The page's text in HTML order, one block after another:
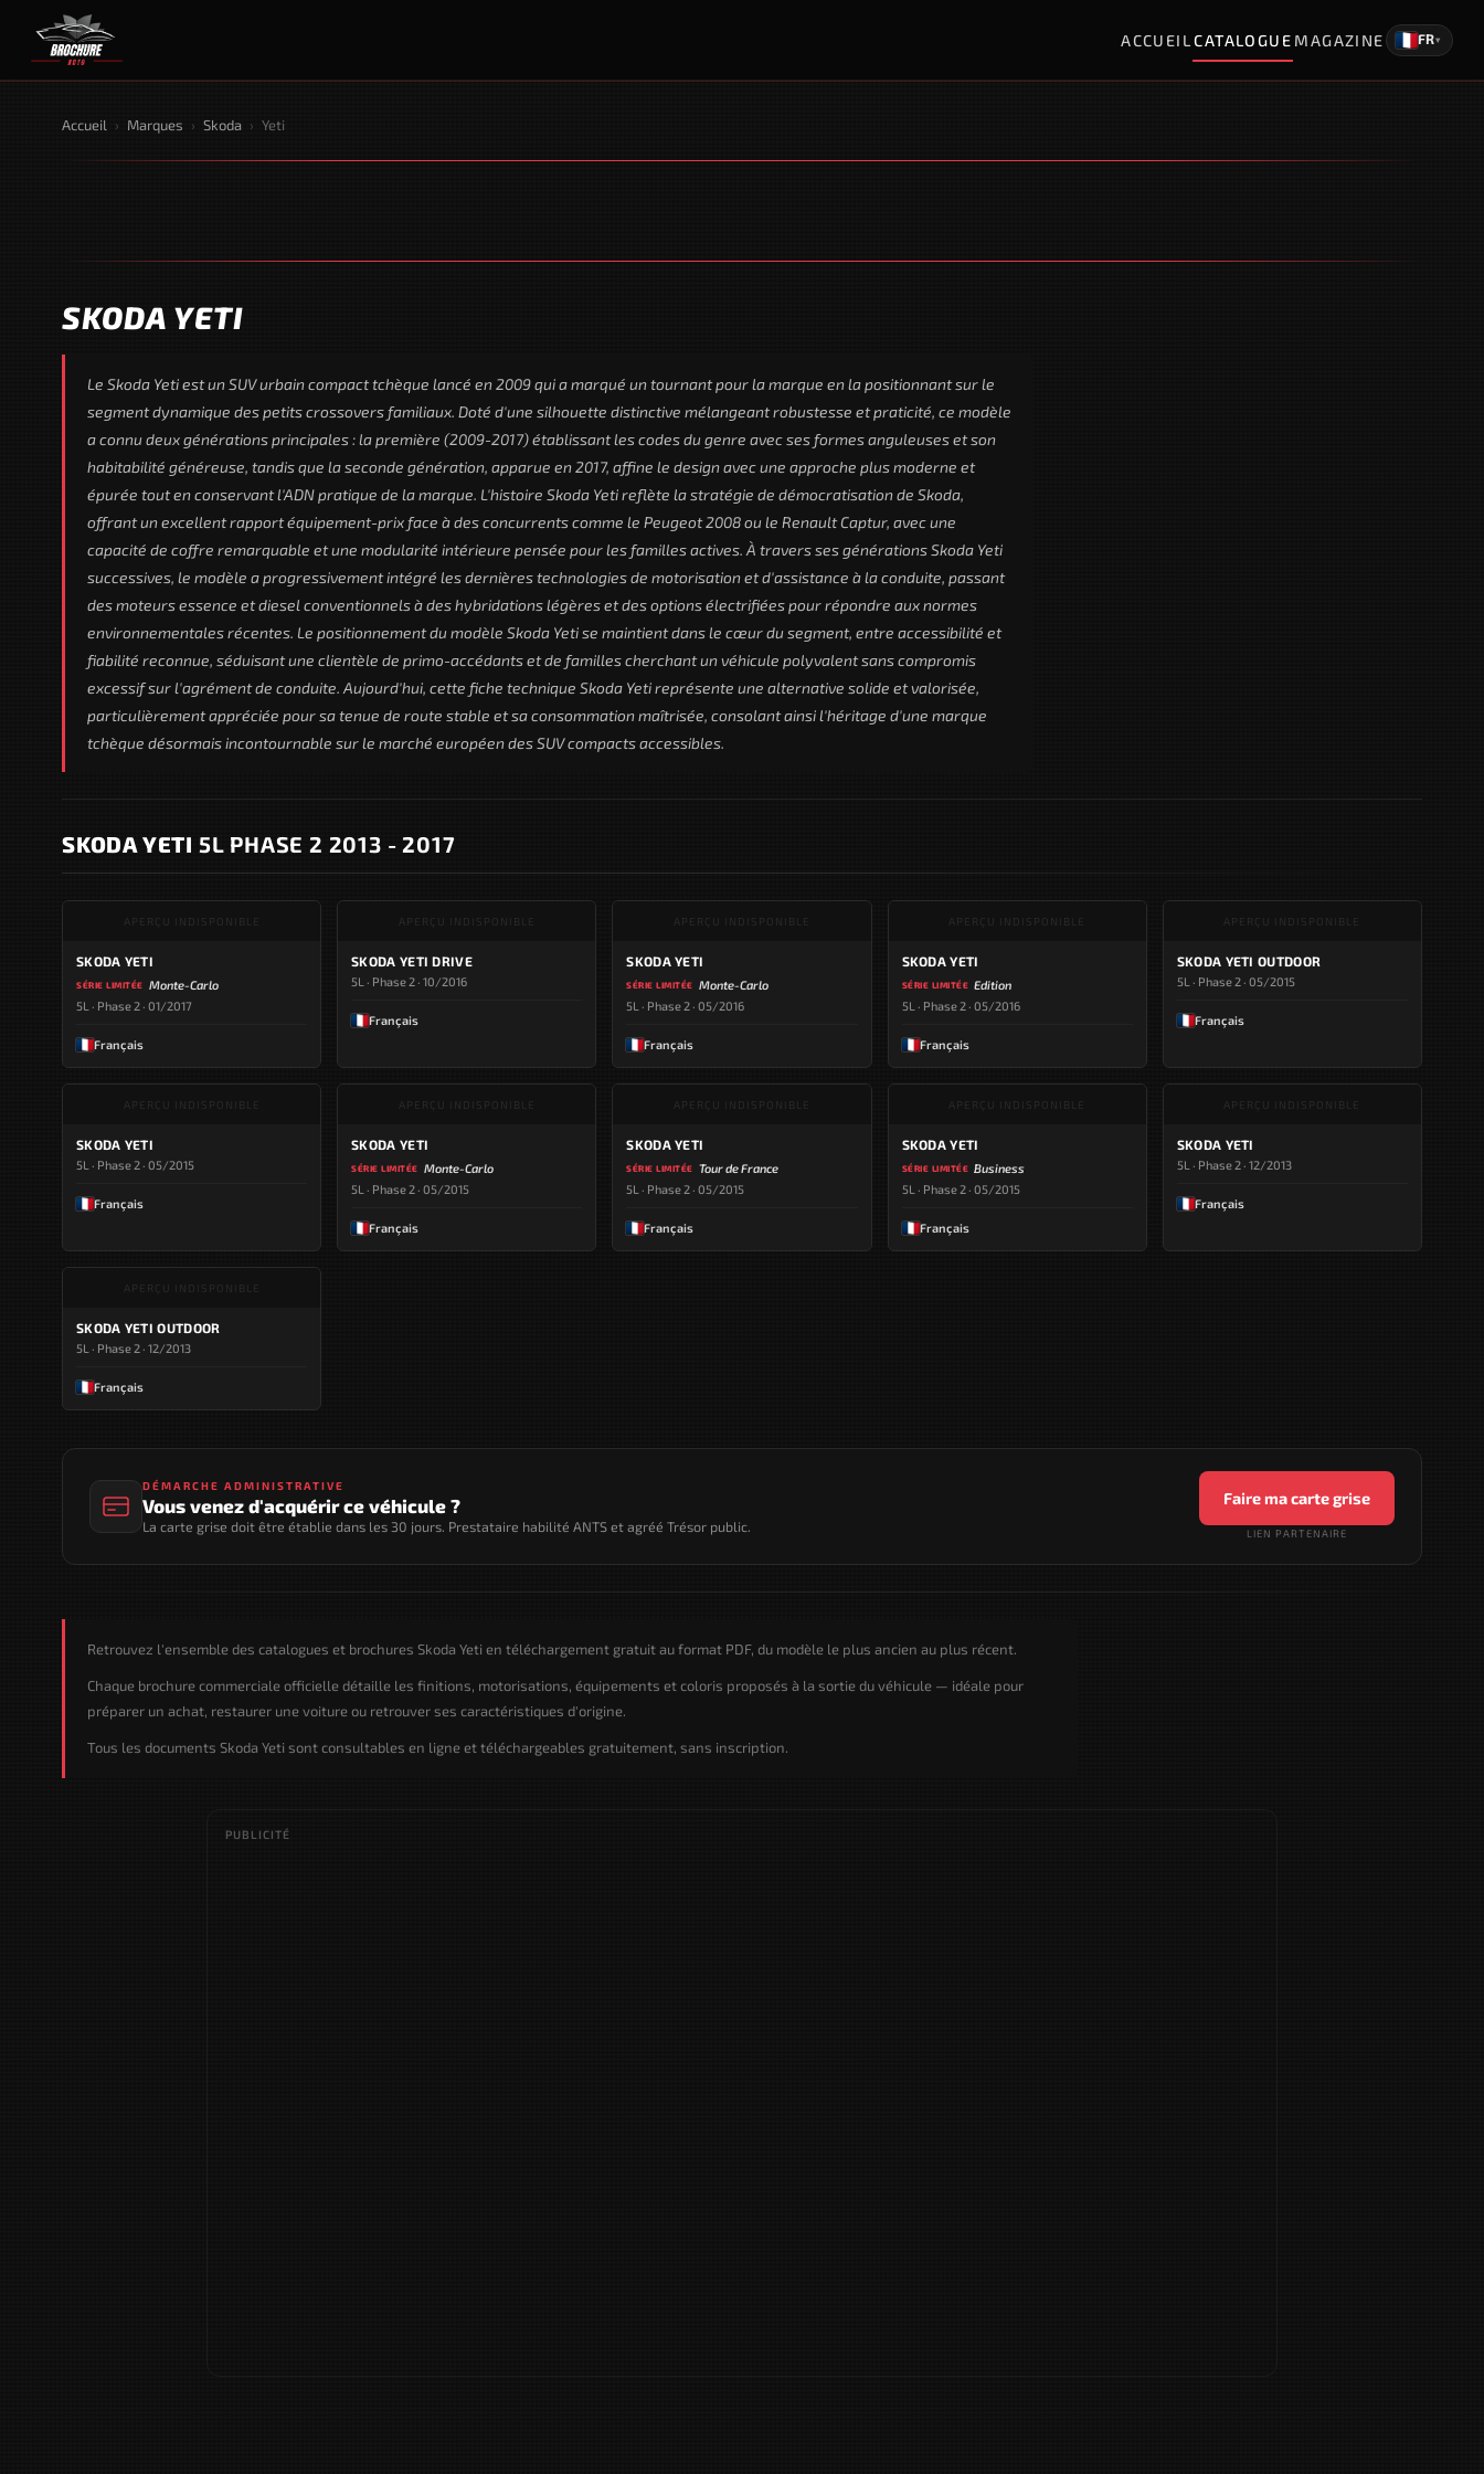
ACCUEILCATALOGUE MAGAZINE FR▾
Accueil › Marques › Skoda › Yeti
SKODA YETI
Le Skoda Yeti est un SUV urbain compact tchèque lancé en 2009 qui a marqué un tournant pour la marque en la positionnant sur le
segment dynamique des petits crossovers familiaux. Doté d'une silhouette distinctive mélangeant robustesse et praticité, ce modèle
a connu deux générations principales : la première (2009-2017) établissant les codes du genre avec ses formes anguleuses et son
habitabilité généreuse, tandis que la seconde génération, apparue en 2017, affine le design avec une approche plus moderne et
épurée tout en conservant l'ADN pratique de la marque. L'histoire Skoda Yeti reflète la stratégie de démocratisation de Skoda,
offrant un excellent rapport équipement-prix face à des concurrents comme le Peugeot 2008 ou le Renault Captur, avec une
capacité de coffre remarquable et une modularité intérieure pensée pour les familles actives. À travers ses générations Skoda Yeti
successives, le modèle a progressivement intégré les dernières technologies de motorisation et d'assistance à la conduite, passant
des moteurs essence et diesel conventionnels à des hybridations légères et des options électrifiées pour répondre aux normes
environnementales récentes. Le positionnement du modèle Skoda Yeti se maintient dans le cœur du segment, entre accessibilité et
fiabilité reconnue, séduisant une clientèle de primo-accédants et de familles cherchant un véhicule polyvalent sans compromis
excessif sur l'agrément de conduite. Aujourd'hui, cette fiche technique Skoda Yeti représente une alternative solide et valorisée,
particulièrement appréciée pour sa tenue de route stable et sa consommation maîtrisée, consolant ainsi l'héritage d'une marque
tchèque désormais incontournable sur le marché européen des SUV compacts accessibles.
SKODA YETI 5L PHASE 2 2013 - 2017
APERÇU INDISPONIBLE
SKODA YETI
SÉRIE LIMITÉE Monte-Carlo
5L · Phase 2 · 01/2017
Français
APERÇU INDISPONIBLE
SKODA YETI DRIVE
5L · Phase 2 · 10/2016
Français
APERÇU INDISPONIBLE
SKODA YETI
SÉRIE LIMITÉE Monte-Carlo
5L · Phase 2 · 05/2016
Français
APERÇU INDISPONIBLE
SKODA YETI
SÉRIE LIMITÉE Edition
5L · Phase 2 · 05/2016
Français
APERÇU INDISPONIBLE
SKODA YETI OUTDOOR
5L · Phase 2 · 05/2015
Français
APERÇU INDISPONIBLE
SKODA YETI
5L · Phase 2 · 05/2015
Français
APERÇU INDISPONIBLE
SKODA YETI
SÉRIE LIMITÉE Monte-Carlo
5L · Phase 2 · 05/2015
Français
APERÇU INDISPONIBLE
SKODA YETI
SÉRIE LIMITÉE Tour de France
5L · Phase 2 · 05/2015
Français
APERÇU INDISPONIBLE
SKODA YETI
SÉRIE LIMITÉE Business
5L · Phase 2 · 05/2015
Français
APERÇU INDISPONIBLE
SKODA YETI
5L · Phase 2 · 12/2013
Français
APERÇU INDISPONIBLE
SKODA YETI OUTDOOR
5L · Phase 2 · 12/2013
Français
DÉMARCHE ADMINISTRATIVE
Vous venez d'acquérir ce véhicule ?
La carte grise doit être établie dans les 30 jours. Prestataire habilité ANTS et agréé Trésor public.
Faire ma carte grise
LIEN PARTENAIRE
Retrouvez l'ensemble des catalogues et brochures Skoda Yeti en téléchargement gratuit au format PDF, du modèle le plus ancien au plus récent.
Chaque brochure commerciale officielle détaille les finitions, motorisations, équipements et coloris proposés à la sortie du véhicule — idéale pour
préparer un achat, restaurer une voiture ou retrouver ses caractéristiques d'origine.
Tous les documents Skoda Yeti sont consultables en ligne et téléchargeables gratuitement, sans inscription.
PUBLICITÉ